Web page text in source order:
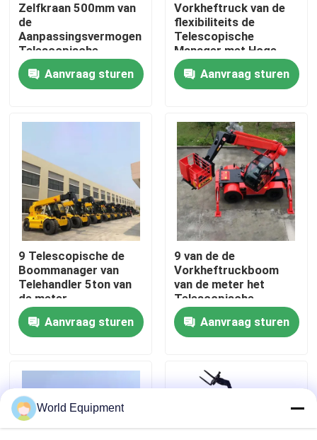
Thuis
Producten
Over ons
Fabriekstocht
Kwaliteitscontrole
NEEM CONTACT MET ONS OP
Nieuws
Hydraulisch Kruippakjegraafwerktuig
Mini Crawler Excavator
Zelfkraan 500mm van
de
Aanpassingsvermogen
Telescopische
Manager Stabiele
Verrichtingen
Aanvraag sturen
Vorkheftruck van de
flexibiliteits de
Telescopische
Manager met Hoge
Intense Vork
Aanvraag sturen
9 Telescopische de
Boommanager van
Telehandler 5ton van
de meter
Telescopische
Vorkheftruck
Aanvraag sturen
9 van de de
Vorkheftruckboom
van de meter het
Telescopische
Manager Certificaat
van de Machts5ton Ce
Sterke
Aanvraag sturen
World Equipment